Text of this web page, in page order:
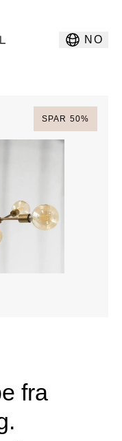
NO
SPAR 50%
fra